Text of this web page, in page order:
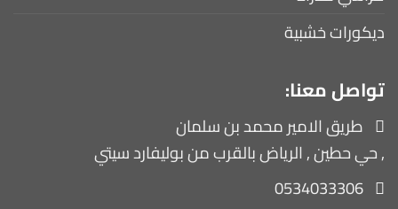
ديكورات خشبية
تواصل معنا:
طريق الامير محمد بن سلمان
, حي حطين , الرياض بالقرب من بوليفارد سيتي
0534033306